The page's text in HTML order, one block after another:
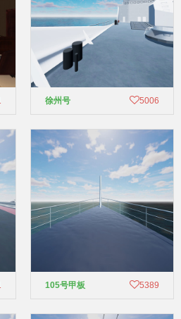
徐州号 5006
105号甲板 5389